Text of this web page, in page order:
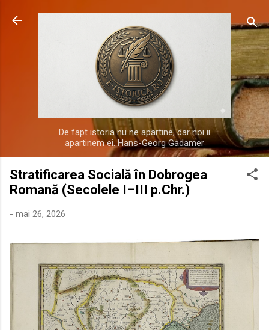
Treceți la conținutul principal
De fapt istoria nu ne apartine, dar noi ii
apartinem ei. Hans-Georg Gadamer
Stratificarea Socială în Dobrogea
Romană (Secolele I–III p.Chr.)
- mai 26, 2026